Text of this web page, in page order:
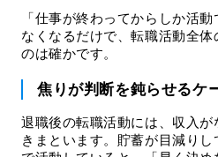
「仕事が終わってからしか活
なくなるだけで、転職活動全
のは確かです。
焦りが判断を鈍らせるケ
退職後の転職活動には、収入
きまといます。貯蓄が目減り